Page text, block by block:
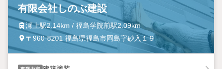
有限会社しのぶ建設
瀬上駅2.14km / 福島学院前駅2.09km
〒960-8201 福島県福島市岡島字砂入１９